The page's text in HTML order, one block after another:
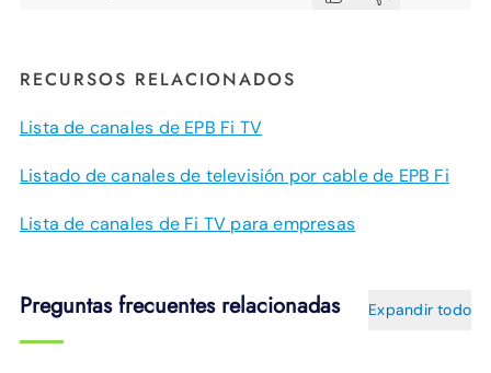
RECURSOS RELACIONADOS
Lista de canales de EPB Fi TV
Listado de canales de televisión por cable de EPB Fi
Lista de canales de Fi TV para empresas
Preguntas frecuentes relacionadas Expandir todo